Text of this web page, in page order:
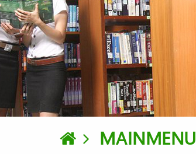
MAINMENU